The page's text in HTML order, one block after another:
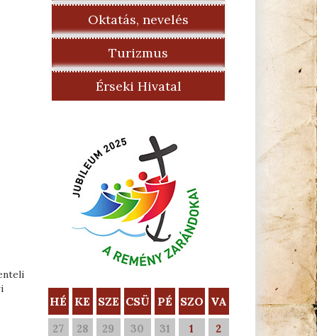
Oktatás, nevelés
Turizmus
Érseki Hivatal
HÉ KE SZE CSÜ PÉ SZO VA
27 28 29 30 31 1
2